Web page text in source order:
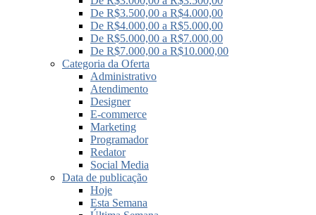
De R$3.500,00 a R$4.000,00
De R$4.000,00 a R$5.000,00
De R$5.000,00 a R$7.000,00
De R$7.000,00 a R$10.000,00
Categoria da Oferta
Administrativo
Atendimento
Designer
E-commerce
Marketing
Programador
Redator
Social Media
Data de publicação
Hoje
Esta Semana